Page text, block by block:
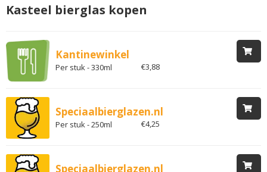
Kasteel bierglas kopen
Kantinewinkel
Per stuk - 330ml €3,88
Speciaalbierglazen.nl
Per stuk - 250ml €4,25
Speciaalbierglazen.nl